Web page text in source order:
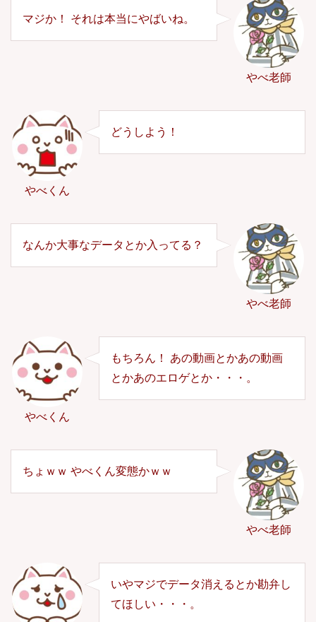
やべ老師
マジか！ それは本当にやばいね。
やべくん
どうしよう！
やべ老師
なんか大事なデータとか入ってる？
やべくん
もちろん！ あの動画とかあの動画
とかあのエロゲとか・・・。
やべ老師
ちょｗｗ やべくん変態かｗｗ
いやマジでデータ消えるとか勘弁し
てほしい・・・。